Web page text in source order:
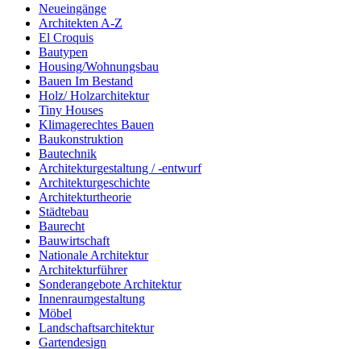
Neueingänge
Architekten A-Z
El Croquis
Bautypen
Housing/Wohnungsbau
Bauen Im Bestand
Holz/ Holzarchitektur
Tiny Houses
Klimagerechtes Bauen
Baukonstruktion
Bautechnik
Architekturgestaltung / -entwurf
Architekturgeschichte
Architekturtheorie
Städtebau
Baurecht
Bauwirtschaft
Nationale Architektur
Architekturführer
Sonderangebote Architektur
Innenraumgestaltung
Möbel
Landschaftsarchitektur
Gartendesign